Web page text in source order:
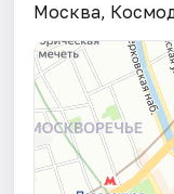
Москва,